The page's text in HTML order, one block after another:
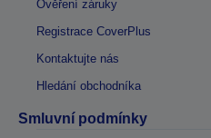
Ověření záruky
Registrace CoverPlus
Kontaktujte nás
Hledání obchodníka
Smluvní podmínky